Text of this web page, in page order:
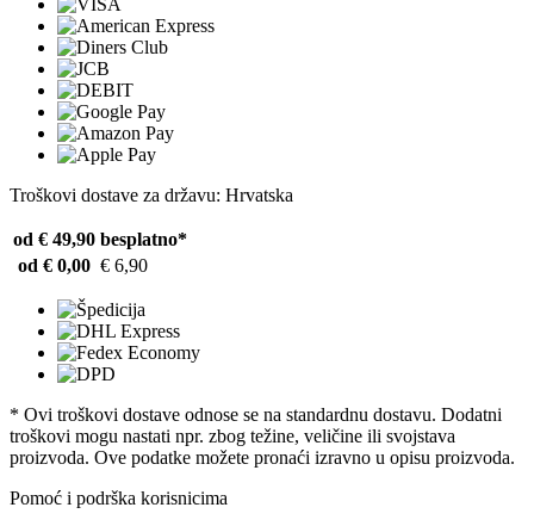
Troškovi dostave za državu: Hrvatska
od € 49,90 besplatno*
od € 0,00 € 6,90
* Ovi troškovi dostave odnose se na standardnu ​​dostavu. Dodatni
troškovi mogu nastati npr. zbog težine, veličine ili svojstava
proizvoda. Ove podatke možete pronaći izravno u opisu proizvoda.
Pomoć i podrška korisnicima